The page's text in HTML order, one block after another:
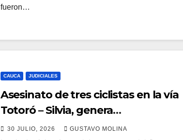
fueron…
CAUCA JUDICIALES
Asesinato de tres ciclistas en la vía
Totoró – Silvia, genera
consternación en el Cauca
30 JULIO, 2026 GUSTAVO MOLINA